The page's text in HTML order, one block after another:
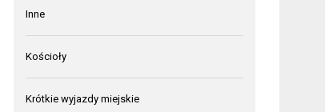
Inne
Kościoły
Krótkie wyjazdy miejskie